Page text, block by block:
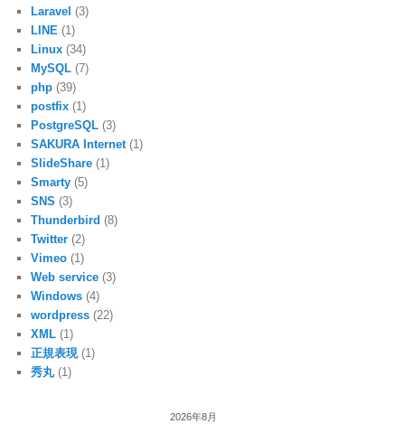
Laravel (3)
LINE (1)
Linux (34)
MySQL (7)
php (39)
postfix (1)
PostgreSQL (3)
SAKURA Internet (1)
SlideShare (1)
Smarty (5)
SNS (3)
Thunderbird (8)
Twitter (2)
Vimeo (1)
Web service (3)
Windows (4)
wordpress (22)
XML (1)
正規表現 (1)
秀丸(1)
2026年8月